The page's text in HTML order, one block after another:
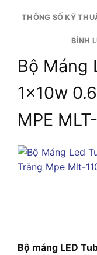
THÔNG SỐ KỸ
BÌNH
Bộ Máng
1x10w
MPE
Bộ máng LED